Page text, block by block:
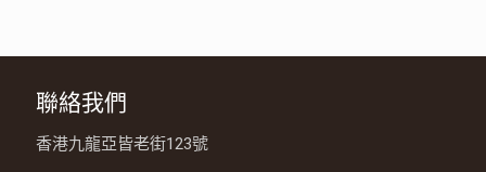
聯絡我們
香港九龍亞皆老街123號